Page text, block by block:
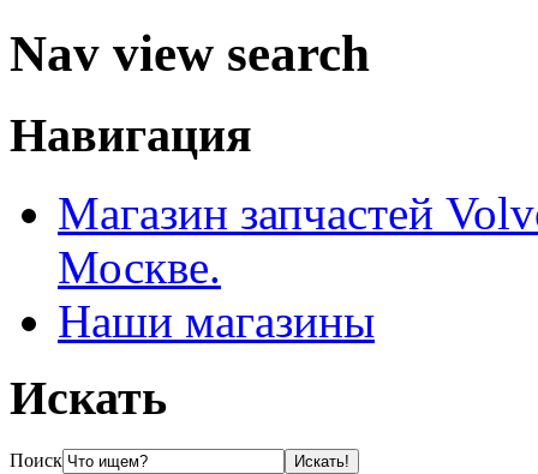
Nav view search
Навигация
Магазин запчастей
Москве.
Наши магазины
Искать
Поиск